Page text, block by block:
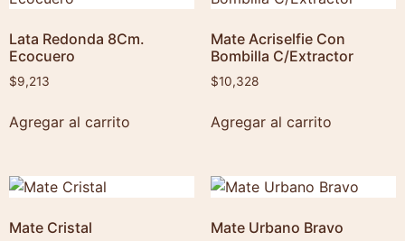
Lata Redonda 8Cm.
Ecocuero
$9,213
Agregar al carrito
Mate Acriselfie Con
Bombilla C/Extractor
$10,328
Agregar al carrito
Mate Cristal Mate Urbano Bravo